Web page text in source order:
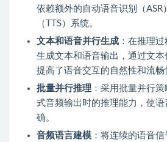
依赖额外的自动语音识别（ASR
（TTS）系统。
文本和语音并行生成 ：在推理
生成文本和语音输出，通过文本
提高了语音交互的自然性和流畅
批量并行推理 ：采用批量并行
式音频输出时的推理能力，使
确。
音频语言建模 ：将连续的语音